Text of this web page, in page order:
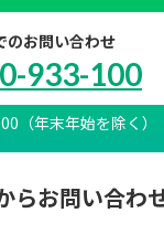
のお問い合わせ
933-100
（年末年始を除く）
らお問い合わ